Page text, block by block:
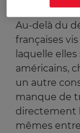
Au-delà du
françaises
laquelle
américains,
un autre
manque de
directement
mêmes